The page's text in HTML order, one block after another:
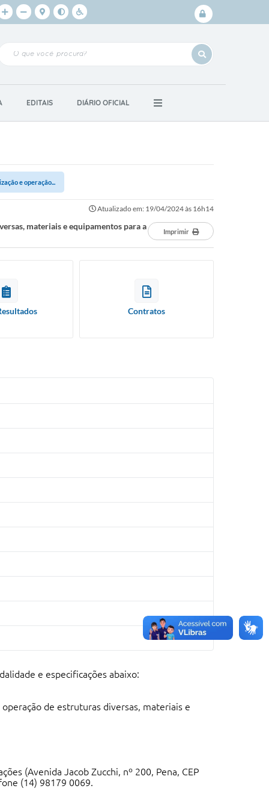
Login /
EDITAIS DIÁRIO OFICIAL
e operação...
Atualizado em: 19/04/2024 às 16h14
materiais e equipamentos para a
Imprimir
Contratos
e especificações abaixo:
de estruturas diversas, materiais e
(Avenida Jacob Zucchi, nº 200, Pena, CEP
(14) 98179 0069.